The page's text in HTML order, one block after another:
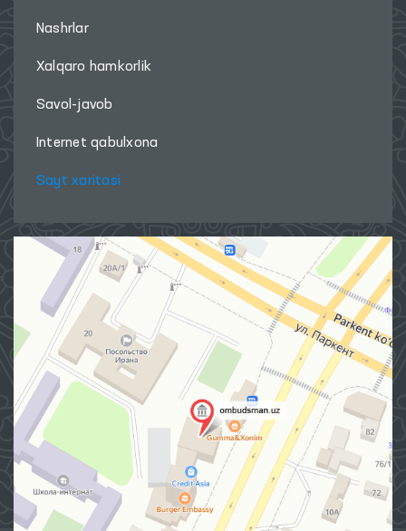
Nashrlar
Xalqaro hamkorlik
Savol-javob
Internet qabulxona
Sayt xaritasi